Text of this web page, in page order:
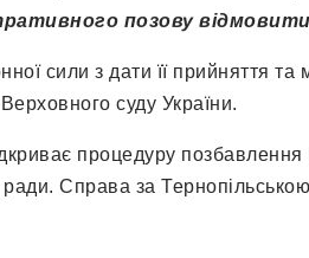
позову
сили з дати її прийняття
суду України.
процедуру
ради. Справа за